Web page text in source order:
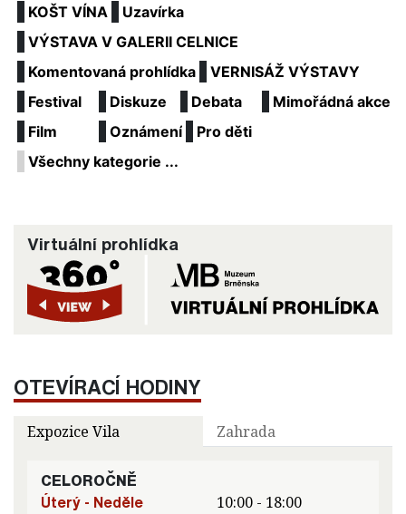
KOŠT VÍNA
Uzavírka
VÝSTAVA V GALERII CELNICE
Komentovaná prohlídka
VERNISÁŽ VÝSTAVY
Festival
Diskuze Debata
Mimořádná akce
Film
Oznámení
Pro děti
Všechny kategorie ...
Virtuální prohlídka
OTEVÍRACÍ HODINY
Expozice Vila Zahrada
CELOROČNĚ
Úterý - Neděle
10:00 - 18:00